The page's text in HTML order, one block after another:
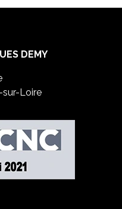
DEMY
Loire